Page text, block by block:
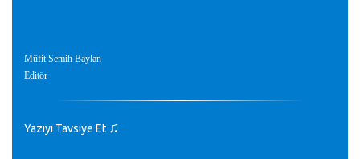
Müfit Semih Baylan
Editör
Yazıyı Tavsiye Et ♫